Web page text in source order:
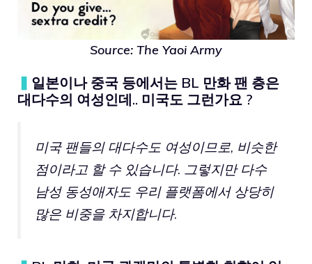
Source: The Yaoi Army
▍ 일본이나 중국 등에서는 BL 만화 팬 층은
대다수의 여성인데.. 미국도 그런가요 ?
미국 팬들의 대다수도 여성이므로, 비슷한
점이라고 할 수 있습니다. 그렇지만 다수
남성 동성애자도 우리 플랫폼에서 상당히
많은 비중을 차지합니다.